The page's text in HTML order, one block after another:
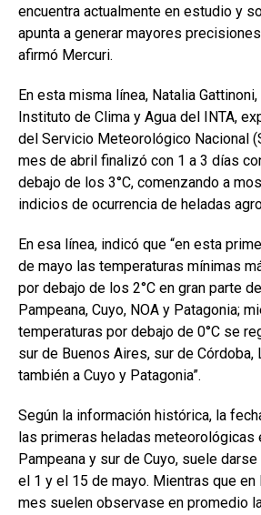
encuentra actualmente en estudio y
apunta a generar mayores
afirmó Mercuri.
En esta misma línea, Natalia
Instituto de Clima y Agua del INTA,
del Servicio Meteorológico Nacional
mes de abril finalizó con 1 a 3 días
debajo de los 3°C, comenzando a
indicios de ocurrencia de heladas
En esa línea, indicó que “en esta
de mayo las temperaturas mínimas
por debajo de los 2°C en gran parte
Pampeana, Cuyo, NOA y Patagonia;
temperaturas por debajo de 0°C se
sur de Buenos Aires, sur de Córdoba,
también a Cuyo y Patagonia”.
Según la información histórica, la
las primeras heladas meteorológicas
Pampeana y sur de Cuyo, suele
el 1 y el 15 de mayo. Mientras que en
mes suelen observase en promedio